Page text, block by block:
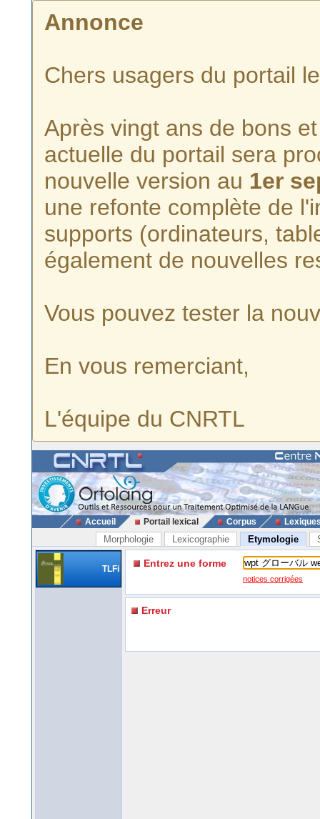
Annonce
Chers usagers du portail
Après vingt ans de bons
actuelle du portail sera
nouvelle version au 1er
une refonte complète de
supports (ordinateurs,
également de nouvelles
Vous pouvez tester la
En vous remerciant,
L'équipe du CNRTL
Accueil Portail lexical Corpus
Morphologie Lexicographie Etymologie
TLFi Entrez une forme
notices corrigées
Erreur